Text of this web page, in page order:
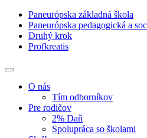
Paneurópska základná škola
Paneurópska pedagogická a
Druhý krok
Profkreatis
O nás
Tím odborníkov
Pre rodičov
2% Daň
Spolupráca so školami